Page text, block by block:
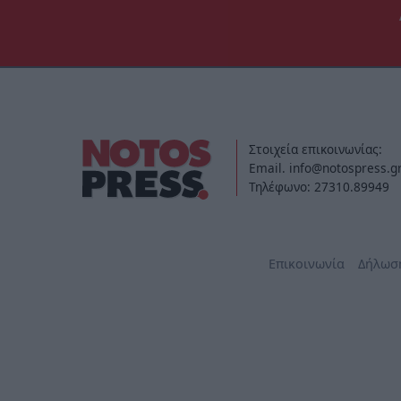
Στοιχεία επικοινωνίας:
Email. info@notospress.gr
Τηλέφωνο: 27310.89949
Επικοινωνία